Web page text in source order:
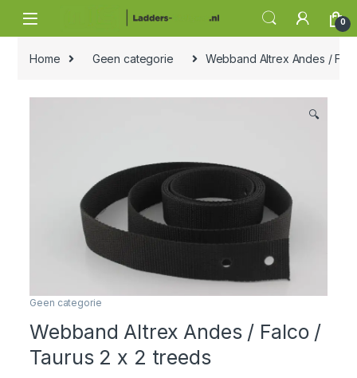
0
Home Geen categorie Webband Altrex Andes /
🔍
Geen categorie
Webband Altrex Andes / Falco /
Taurus 2 x 2 treeds